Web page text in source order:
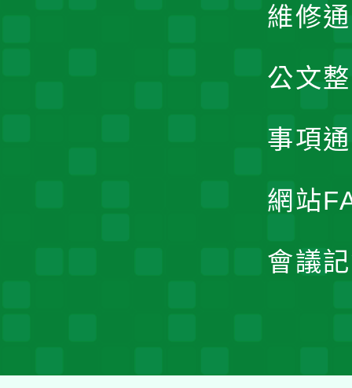
維修
公文
事項
網站
會議